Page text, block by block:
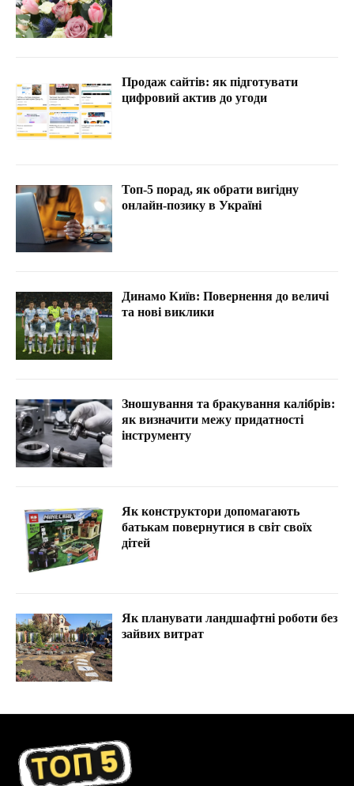
Продаж сайтів: як підготувати
цифровий актив до угоди
Топ-5 порад, як обрати вигідну
онлайн-позику в Україні
Динамо Київ: Повернення до величі
та нові виклики
Зношування та бракування калібрів:
як визначити межу придатності
інструменту
Як конструктори допомагають
батькам повернутися в світ своїх
дітей
Як планувати ландшафтні роботи без
зайвих витрат